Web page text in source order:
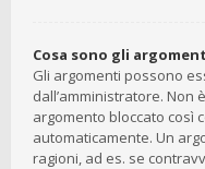
Cosa sono gli
Gli argomenti possono
dall’amministratore.
argomento bloccato così
automaticamente. Un
ragioni, ad es. se